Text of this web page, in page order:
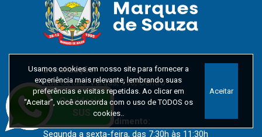
Usamos cookies em nosso site para fornecer a
experiência mais relevante, lembrando suas
preferências e visitas repetidas. Ao clicar em
“Aceitar”, você concorda com o uso de TODOS os
cookies..
Aceitar
Localização:
Rua Getúlio Vargas, 796, Centro
CEP: 95923-000
Horários de Atendimento:
Segunda a sexta-feira, das 7:30h às 11:30h